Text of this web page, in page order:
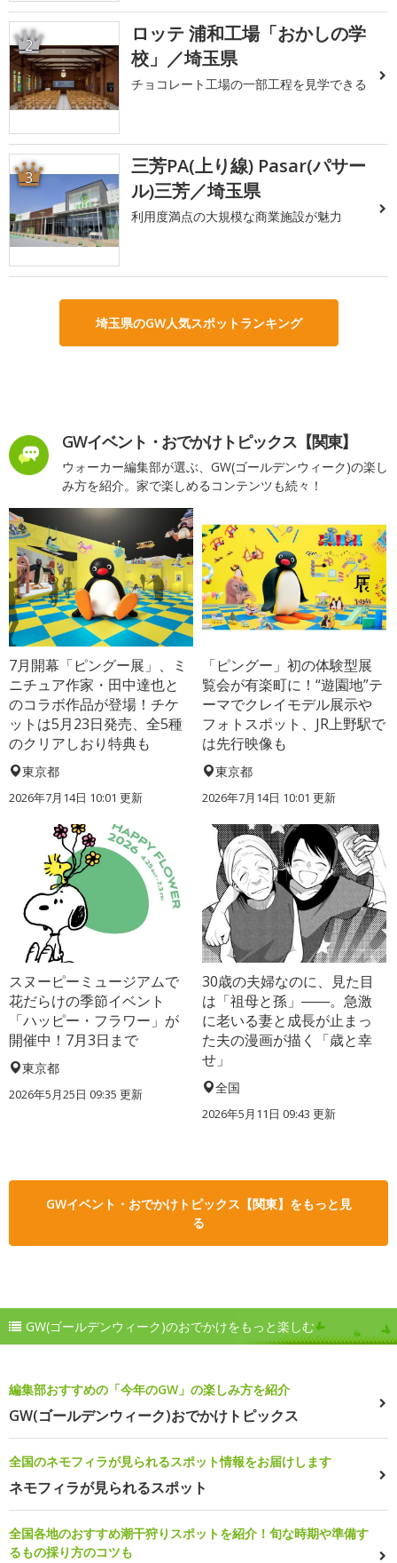
2
ロッテ 浦和工場「おかしの学
校」／埼玉県
チョコレート工場の一部工程を見学できる
3
三芳PA(上り線) Pasar(パサー
ル)三芳／埼玉県
利用度満点の大規模な商業施設が魅力
埼玉県のGW人気スポットランキング
GWイベント・おでかけトピックス【関東】
ウォーカー編集部が選ぶ、GW(ゴールデンウィーク)の楽し
み方を紹介。家で楽しめるコンテンツも続々！
7月開幕「ピングー展」、ミ
ニチュア作家・田中達也と
のコラボ作品が登場！チケ
ットは5月23日発売、全5種
のクリアしおり特典も
東京都
2026年7月14日 10:01 更新
「ピングー」初の体験型展
覧会が有楽町に！“遊園地”テ
ーマでクレイモデル展示や
フォトスポット、JR上野駅で
は先行映像も
東京都
2026年7月14日 10:01 更新
スヌーピーミュージアムで
花だらけの季節イベント
「ハッピー・フラワー」が
開催中！7月3日まで
東京都
2026年5月25日 09:35 更新
30歳の夫婦なのに、見た目
は「祖母と孫」――。急激
に老いる妻と成長が止まっ
た夫の漫画が描く「歳と幸
せ」
全国
2026年5月11日 09:43 更新
GWイベント・おでかけトピックス【関東】をもっと見
る
GW(ゴールデンウィーク)のおでかけをもっと楽しむ
編集部おすすめの「今年のGW」の楽しみ方を紹介
GW(ゴールデンウィーク)おでかけトピックス
全国のネモフィラが見られるスポット情報をお届けします
ネモフィラが見られるスポット
全国各地のおすすめ潮干狩りスポットを紹介！旬な時期や準備す
るもの採り方のコツも